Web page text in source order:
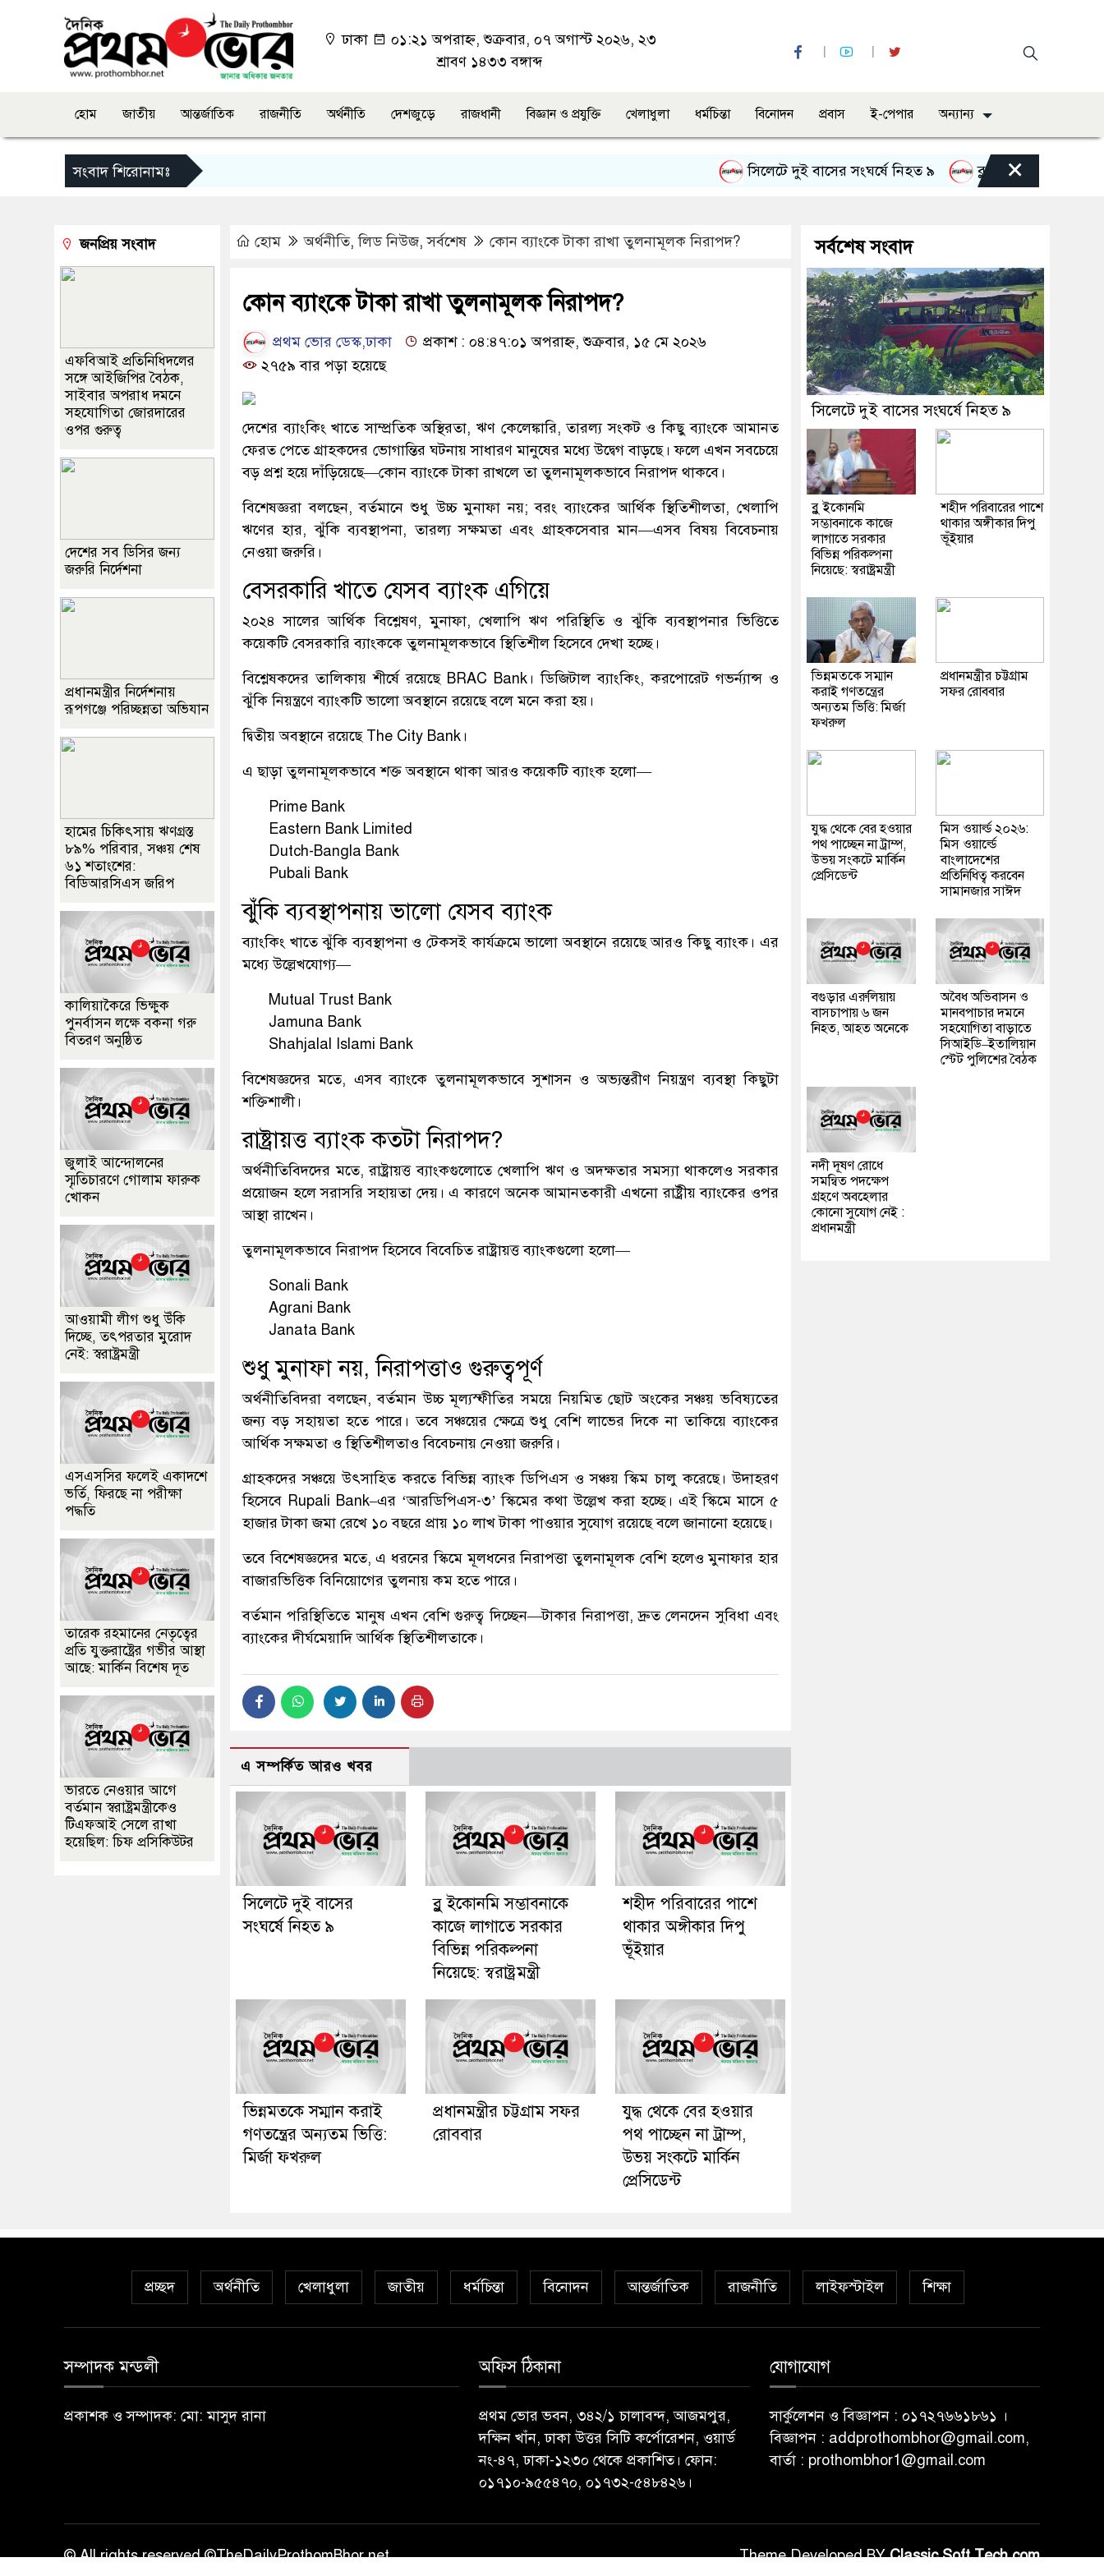
ঢাকা
০১:২১ অপরাহ্ন, শুক্রবার, ০৭ অগাস্ট ২০২৬, ২৩
শ্রাবণ ১৪৩৩ বঙ্গাব্দ
হোম জাতীয় আন্তর্জাতিক রাজনীতি অর্থনীতি দেশজুড়ে রাজধানী বিজ্ঞান ও প্রযুক্তি খেলাধুলা ধর্মচিন্তা বিনোদন প্রবাস ই-পেপার অন্যান্য
সংবাদ শিরোনামঃ সিলেটে দুই বাসের সংঘর্ষে নিহত ৯ ব্লু ইকোনমি সম্ভাবনাকে কাজে
×
হোম অর্থনীতি,লিড নিউজ,সর্বশেষ কোন ব্যাংকে টাকা রাখা তুলনামূলক নিরাপদ?
কোন ব্যাংকে টাকা রাখা তুলনামূলক নিরাপদ?
প্রথম ভোর ডেস্ক,ঢাকা
প্রকাশ : ০৪:৪৭:০১ অপরাহ্ন, শুক্রবার, ১৫ মে ২০২৬
২৭৫৯ বার পড়া হয়েছে
দেশের ব্যাংকিং খাতে সাম্প্রতিক অস্থিরতা, ঋণ কেলেঙ্কারি, তারল্য সংকট ও কিছু ব্যাংকে আমানত
ফেরত পেতে গ্রাহকদের ভোগান্তির ঘটনায় সাধারণ মানুষের মধ্যে উদ্বেগ বাড়ছে। ফলে এখন সবচেয়ে
বড় প্রশ্ন হয়ে দাঁড়িয়েছে—কোন ব্যাংকে টাকা রাখলে তা তুলনামূলকভাবে নিরাপদ থাকবে।
বিশেষজ্ঞরা বলছেন, বর্তমানে শুধু উচ্চ মুনাফা নয়; বরং ব্যাংকের আর্থিক স্থিতিশীলতা, খেলাপি
ঋণের হার, ঝুঁকি ব্যবস্থাপনা, তারল্য সক্ষমতা এবং গ্রাহকসেবার মান—এসব বিষয় বিবেচনায়
নেওয়া জরুরি।
বেসরকারি খাতে যেসব ব্যাংক এগিয়ে
২০২৪ সালের আর্থিক বিশ্লেষণ, মুনাফা, খেলাপি ঋণ পরিস্থিতি ও ঝুঁকি ব্যবস্থাপনার ভিত্তিতে
কয়েকটি বেসরকারি ব্যাংককে তুলনামূলকভাবে স্থিতিশীল হিসেবে দেখা হচ্ছে।
বিশ্লেষকদের তালিকায় শীর্ষে রয়েছে BRAC Bank। ডিজিটাল ব্যাংকিং, করপোরেট গভর্ন্যান্স ও
ঝুঁকি নিয়ন্ত্রণে ব্যাংকটি ভালো অবস্থানে রয়েছে বলে মনে করা হয়।
দ্বিতীয় অবস্থানে রয়েছে The City Bank।
এ ছাড়া তুলনামূলকভাবে শক্ত অবস্থানে থাকা আরও কয়েকটি ব্যাংক হলো—
Prime Bank
Eastern Bank Limited
Dutch-Bangla Bank
Pubali Bank
ঝুঁকি ব্যবস্থাপনায় ভালো যেসব ব্যাংক
ব্যাংকিং খাতে ঝুঁকি ব্যবস্থাপনা ও টেকসই কার্যক্রমে ভালো অবস্থানে রয়েছে আরও কিছু ব্যাংক। এর
মধ্যে উল্লেখযোগ্য—
Mutual Trust Bank
Jamuna Bank
Shahjalal Islami Bank
বিশেষজ্ঞদের মতে, এসব ব্যাংকে তুলনামূলকভাবে সুশাসন ও অভ্যন্তরীণ নিয়ন্ত্রণ ব্যবস্থা কিছুটা
শক্তিশালী।
রাষ্ট্রায়ত্ত ব্যাংক কতটা নিরাপদ?
অর্থনীতিবিদদের মতে, রাষ্ট্রায়ত্ত ব্যাংকগুলোতে খেলাপি ঋণ ও অদক্ষতার সমস্যা থাকলেও সরকার
প্রয়োজন হলে সরাসরি সহায়তা দেয়। এ কারণে অনেক আমানতকারী এখনো রাষ্ট্রীয় ব্যাংকের ওপর
আস্থা রাখেন।
তুলনামূলকভাবে নিরাপদ হিসেবে বিবেচিত রাষ্ট্রায়ত্ত ব্যাংকগুলো হলো—
Sonali Bank
Agrani Bank
Janata Bank
শুধু মুনাফা নয়, নিরাপত্তাও গুরুত্বপূর্ণ
অর্থনীতিবিদরা বলছেন, বর্তমান উচ্চ মূল্যস্ফীতির সময়ে নিয়মিত ছোট অংকের সঞ্চয় ভবিষ্যতের
জন্য বড় সহায়তা হতে পারে। তবে সঞ্চয়ের ক্ষেত্রে শুধু বেশি লাভের দিকে না তাকিয়ে ব্যাংকের
আর্থিক সক্ষমতা ও স্থিতিশীলতাও বিবেচনায় নেওয়া জরুরি।
গ্রাহকদের সঞ্চয়ে উৎসাহিত করতে বিভিন্ন ব্যাংক ডিপিএস ও সঞ্চয় স্কিম চালু করেছে। উদাহরণ
হিসেবে Rupali Bank–এর ‘আরডিপিএস-৩’ স্কিমের কথা উল্লেখ করা হচ্ছে। এই স্কিমে মাসে ৫
হাজার টাকা জমা রেখে ১০ বছরে প্রায় ১০ লাখ টাকা পাওয়ার সুযোগ রয়েছে বলে জানানো হয়েছে।
তবে বিশেষজ্ঞদের মতে, এ ধরনের স্কিমে মূলধনের নিরাপত্তা তুলনামূলক বেশি হলেও মুনাফার হার
বাজারভিত্তিক বিনিয়োগের তুলনায় কম হতে পারে।
বর্তমান পরিস্থিতিতে মানুষ এখন বেশি গুরুত্ব দিচ্ছেন—টাকার নিরাপত্তা, দ্রুত লেনদেন সুবিধা এবং
ব্যাংকের দীর্ঘমেয়াদি আর্থিক স্থিতিশীলতাকে।
এ সম্পর্কিত আরও খবর
সিলেটে দুই বাসের
সংঘর্ষে নিহত ৯
ব্লু ইকোনমি সম্ভাবনাকে
কাজে লাগাতে সরকার
বিভিন্ন পরিকল্পনা
নিয়েছে: স্বরাষ্ট্রমন্ত্রী
শহীদ পরিবারের পাশে
থাকার অঙ্গীকার দিপু
ভূঁইয়ার
ভিন্নমতকে সম্মান করাই
গণতন্ত্রের অন্যতম ভিত্তি:
মির্জা ফখরুল
প্রধানমন্ত্রীর চট্টগ্রাম সফর
রোববার
যুদ্ধ থেকে বের হওয়ার
পথ পাচ্ছেন না ট্রাম্প,
উভয় সংকটে মার্কিন
প্রেসিডেন্ট
জনপ্রিয় সংবাদ
এফবিআই প্রতিনিধিদলের
সঙ্গে আইজিপির বৈঠক,
সাইবার অপরাধ দমনে
সহযোগিতা জোরদারের
ওপর গুরুত্ব
দেশের সব ডিসির জন্য
জরুরি নির্দেশনা
প্রধানমন্ত্রীর নির্দেশনায়
রূপগঞ্জে পরিচ্ছন্নতা অভিযান
হামের চিকিৎসায় ঋণগ্রস্ত
৮৯% পরিবার, সঞ্চয় শেষ
৬১ শতাংশের:
বিডিআরসিএস জরিপ
কালিয়াকৈরে ভিক্ষুক
পুনর্বাসন লক্ষে বকনা গরু
বিতরণ অনুষ্ঠিত
জুলাই আন্দোলনের
স্মৃতিচারণে গোলাম ফারুক
খোকন
আওয়ামী লীগ শুধু উঁকি
দিচ্ছে, তৎপরতার মুরোদ
নেই: স্বরাষ্ট্রমন্ত্রী
এসএসসির ফলেই একাদশে
ভর্তি, ফিরছে না পরীক্ষা
পদ্ধতি
তারেক রহমানের নেতৃত্বের
প্রতি যুক্তরাষ্ট্রের গভীর আস্থা
আছে: মার্কিন বিশেষ দূত
ভারতে নেওয়ার আগে
বর্তমান স্বরাষ্ট্রমন্ত্রীকেও
টিএফআই সেলে রাখা
হয়েছিল: চিফ প্রসিকিউটর
সর্বশেষ সংবাদ
সিলেটে দুই বাসের সংঘর্ষে নিহত ৯
ব্লু ইকোনমি
সম্ভাবনাকে কাজে
লাগাতে সরকার
বিভিন্ন পরিকল্পনা
নিয়েছে: স্বরাষ্ট্রমন্ত্রী
শহীদ পরিবারের পাশে
থাকার অঙ্গীকার দিপু
ভূঁইয়ার
ভিন্নমতকে সম্মান
করাই গণতন্ত্রের
অন্যতম ভিত্তি: মির্জা
ফখরুল
প্রধানমন্ত্রীর চট্টগ্রাম
সফর রোববার
যুদ্ধ থেকে বের হওয়ার
পথ পাচ্ছেন না ট্রাম্প,
উভয় সংকটে মার্কিন
প্রেসিডেন্ট
মিস ওয়ার্ল্ড ২০২৬:
মিস ওয়ার্ল্ডে
বাংলাদেশের
প্রতিনিধিত্ব করবেন
সামানজার সাঈদ
বগুড়ার এরুলিয়ায়
বাসচাপায় ৬ জন
নিহত, আহত অনেকে
অবৈধ অভিবাসন ও
মানবপাচার দমনে
সহযোগিতা বাড়াতে
সিআইডি–ইতালিয়ান
স্টেট পুলিশের বৈঠক
নদী দূষণ রোধে
সমন্বিত পদক্ষেপ
গ্রহণে অবহেলার
কোনো সুযোগ নেই :
প্রধানমন্ত্রী
প্রচ্ছদ অর্থনীতি খেলাধুলা জাতীয় ধর্মচিন্তা বিনোদন আন্তর্জাতিক রাজনীতি লাইফস্টাইল শিক্ষা
সম্পাদক মন্ডলী
প্রকাশক ও সম্পাদক: মো: মাসুদ রানা
অফিস ঠিকানা
প্রথম ভোর ভবন, ৩৪২/১ চালাবন্দ, আজমপুর,
দক্ষিন খাঁন, ঢাকা উত্তর সিটি কর্পোরেশন, ওয়ার্ড
নং-৪৭, ঢাকা-১২৩০ থেকে প্রকাশিত। ফোন:
০১৭১০-৯৫৫৪৭০, ০১৭৩২-৫৪৮৪২৬।
যোগাযোগ
সার্কুলেশন ও বিজ্ঞাপন : ০১৭২৭৬৬১৮৬১ ।
বিজ্ঞাপন : addprothombhor@gmail.com,
বার্তা : prothombhor1@gmail.com
© All rights reserved ©TheDailyProthomBhor.net Theme Developed BYClassic Soft Tech.com